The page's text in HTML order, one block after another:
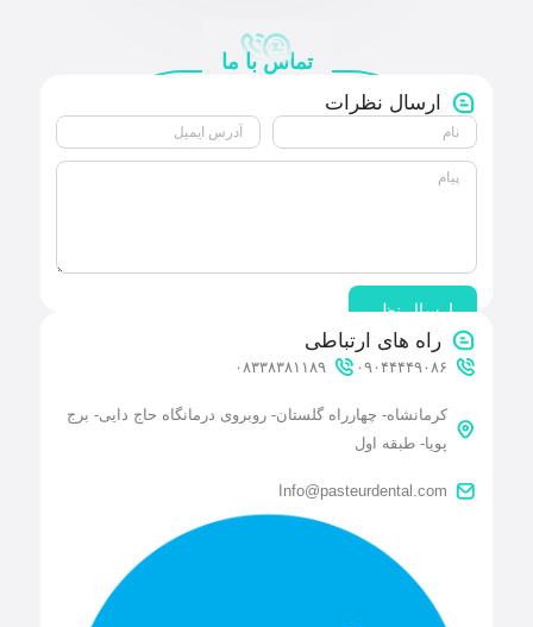
تماس با ما
ارسال نظرات
ارسال نظر
راه های ارتباطی
۰۹۰۴۴۴۴۹۰۸۶ ۰۸۳۳۸۳۸۱۱۸۹
کرمانشاه- چهارراه گلستان- روبروی درمانگاه حاج دایی- برج
پویا- طبقه اول
Info@pasteurdental.com